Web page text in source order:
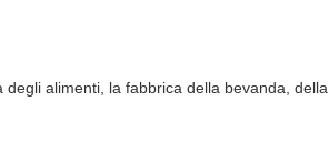
alimenti, la fabbrica della bevanda,